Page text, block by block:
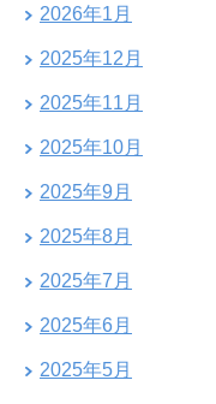
2026年1月
2025年12月
2025年11月
2025年10月
2025年9月
2025年8月
2025年7月
2025年6月
2025年5月